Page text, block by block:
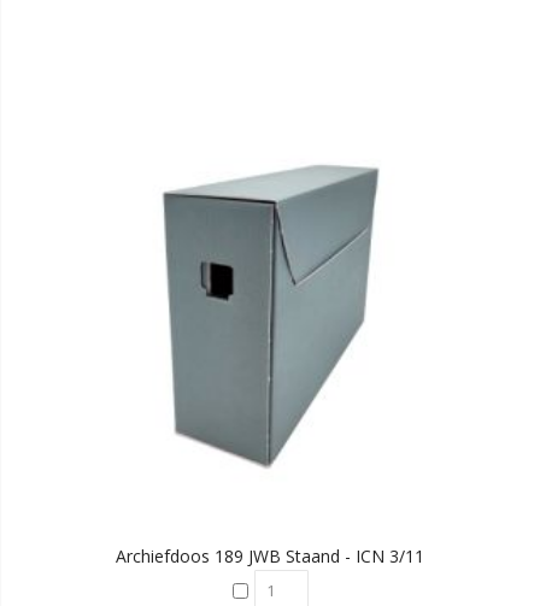
Archiefdoos 189 JWB Staand - ICN 3/11